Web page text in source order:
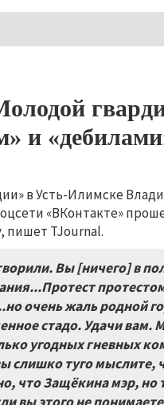
и
в Усть-Илимске
«ВКонтакте»
пишет TJournal.
Вы[ничего]в
очень жаль родной
стадо. Удачи вам.
угодных гневных
слишко туго мыслите,
что Защёкина мэр, но